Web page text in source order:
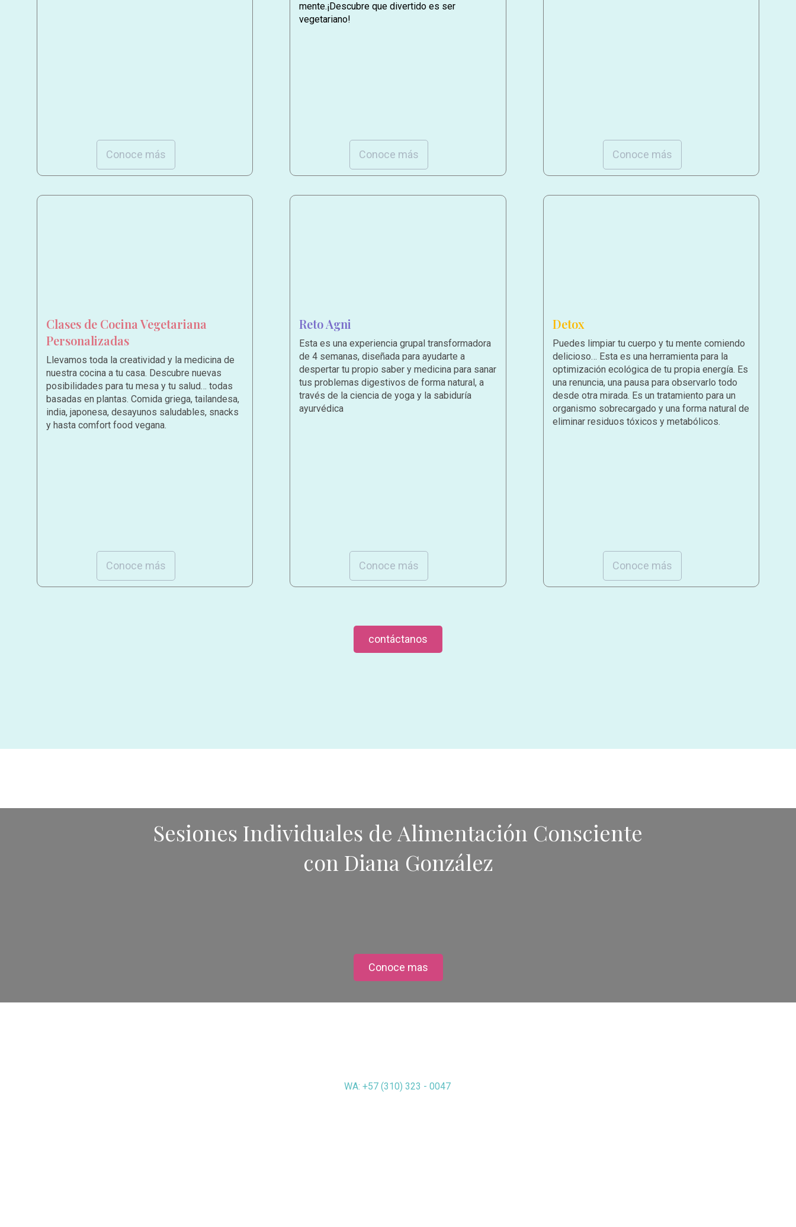
Conoce más
mente.¡Descubre que divertido es ser
vegetariano!
Conoce más Conoce más
Clases de Cocina Vegetariana
Personalizadas
Llevamos toda la creatividad y la medicina de
nuestra cocina a tu casa. Descubre nuevas
posibilidades para tu mesa y tu salud… todas
basadas en plantas. Comida griega, tailandesa,
india, japonesa, desayunos saludables, snacks
y hasta comfort food vegana.
Conoce más
Reto Agni
Esta es una experiencia grupal transformadora
de 4 semanas, diseñada para ayudarte a
despertar tu propio saber y medicina para sanar
tus problemas digestivos de forma natural, a
través de la ciencia de yoga y la sabiduría
ayurvédica
Conoce más
Detox
Puedes limpiar tu cuerpo y tu mente comiendo
delicioso… Esta es una herramienta para la
optimización ecológica de tu propia energía. Es
una renuncia, una pausa para observarlo todo
desde otra mirada. Es un tratamiento para un
organismo sobrecargado y una forma natural de
eliminar residuos tóxicos y metabólicos.
Conoce más
contáctanos
Sesiones Individuales de Alimentación Consciente
con Diana González
Conoce mas
WA: +57 (310) 323 - 0047